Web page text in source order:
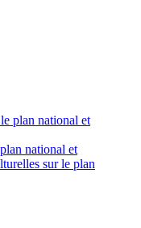
national et
sur le plan
LA HAAC N°0134/